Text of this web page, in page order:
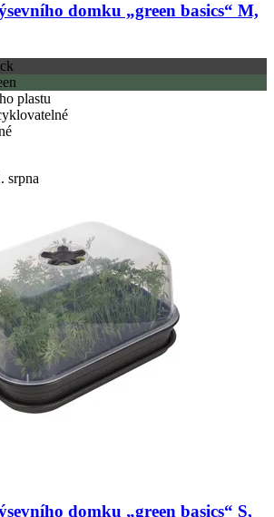
domku „green basics“ M,
plastu
srpna
domku „green basics“ S,